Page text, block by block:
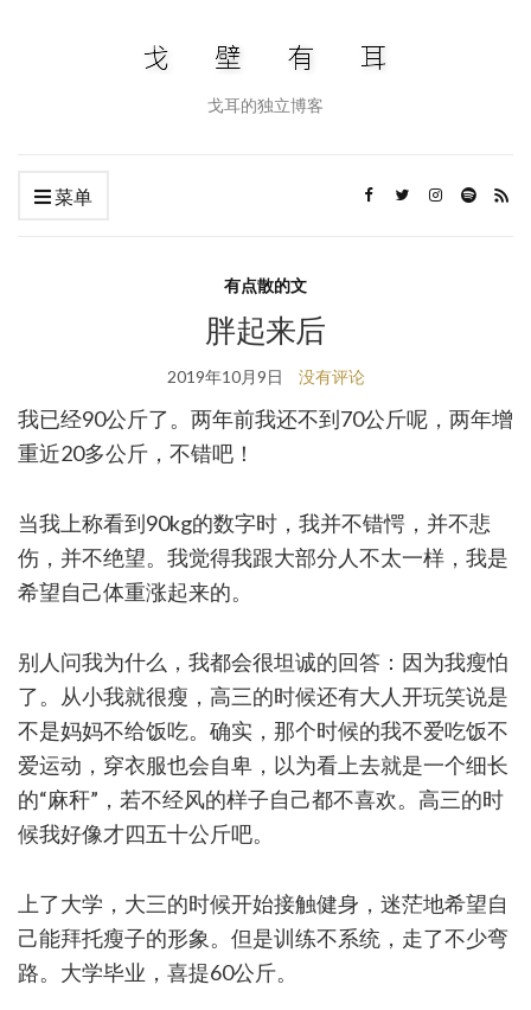
戈耳的独立博客
菜单
有点散的文
胖起来后
2019年10月9日 没有评论
我已经90公斤了。两年前我还不到70公斤呢，两年增
重近20多公斤，不错吧！
当我上称看到90kg的数字时，我并不错愕，并不悲
伤，并不绝望。我觉得我跟大部分人不太一样，我是
希望自己体重涨起来的。
别人问我为什么，我都会很坦诚的回答：因为我瘦怕
了。从小我就很瘦，高三的时候还有大人开玩笑说是
不是妈妈不给饭吃。确实，那个时候的我不爱吃饭不
爱运动，穿衣服也会自卑，以为看上去就是一个细长
的“麻秆”，若不经风的样子自己都不喜欢。高三的时
候我好像才四五十公斤吧。
上了大学，大三的时候开始接触健身，迷茫地希望自
己能拜托瘦子的形象。但是训练不系统，走了不少弯
路。大学毕业，喜提60公斤。